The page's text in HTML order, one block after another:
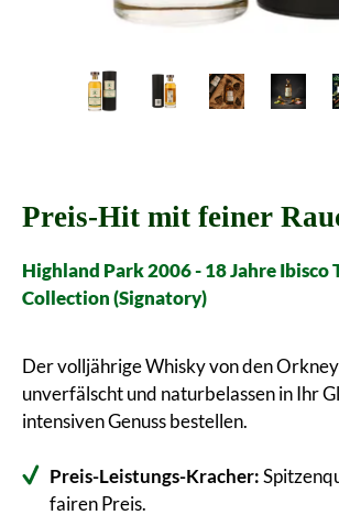
Preis-Hit mit feiner
Highland Park 2006 - 18 Jahre Ibisco
Collection (Signatory)
Der volljährige Whisky von den
unverfälscht und naturbelassen in Ihr
intensiven Genuss bestellen.
Preis-Leistungs-Kracher:
fairen Preis.